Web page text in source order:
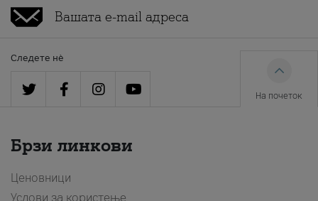
Следете нè
На почеток
Брзи линкови
Ценовници
Услови за користење